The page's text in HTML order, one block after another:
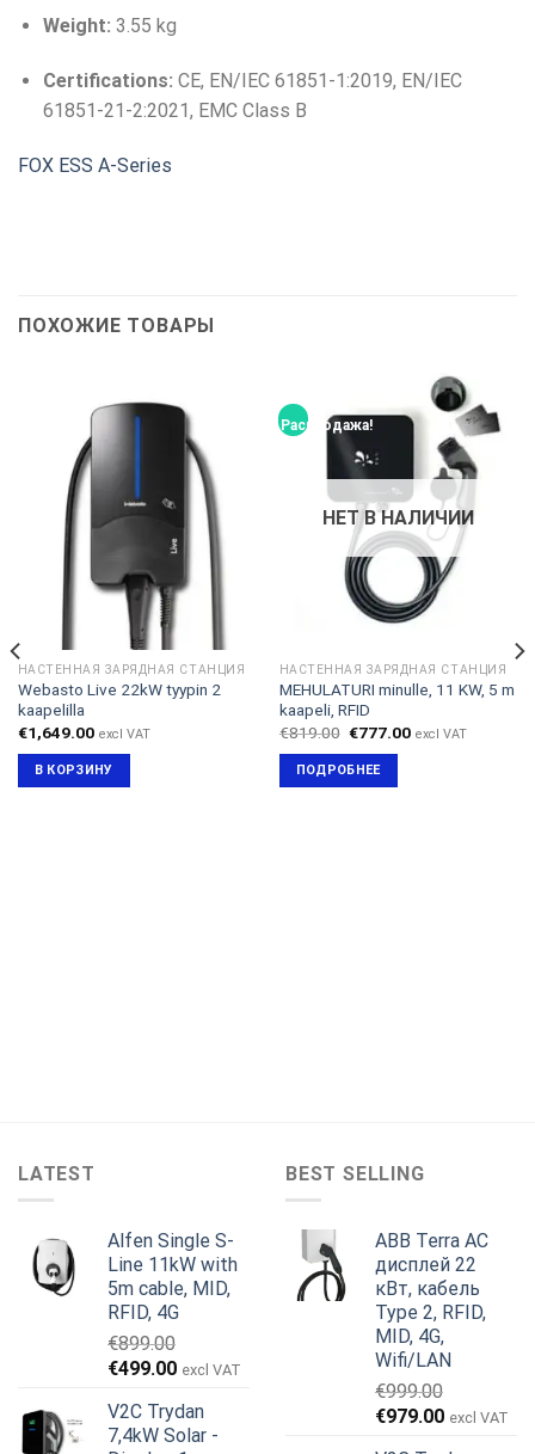
Weight: 3.55 kg
Certifications: CE, EN/IEC 61851-1:2019, EN/IEC
61851-21-2:2021, EMC Class B
FOX ESS A-Series
ПОХОЖИЕ ТОВАРЫ
НАСТЕННАЯ ЗАРЯДНАЯ СТАНЦИЯ
Webasto Live 22kW tyypin 2
kaapelilla
€1,649.00 excl VAT
В КОРЗИНУ
Распродажа!
НЕТ В НАЛИЧИИ
НАСТЕННАЯ ЗАРЯДНАЯ СТАНЦИЯ
MEHULATURI minulle, 11 KW, 5 m
kaapeli, RFID
€819.00 Первоначальная
составляла
€819.00.
€777.00Текущая
excl VAT
ПОДРОБНЕЕ
LATEST
Alfen Single S-
Line 11kW with
5m cable, MID,
RFID, 4G
€899.00
Первоначальная
составляла
€899.00.
€499.00Текущая
€499.00.
excl VAT
V2C Trydan
7,4kW Solar -
BEST SELLING
ABB Terra AC
дисплей 22
кВт, кабель
Type 2, RFID,
MID, 4G,
Wifi/LAN
€999.00
Первоначальная
€979.00Текущая
excl VAT